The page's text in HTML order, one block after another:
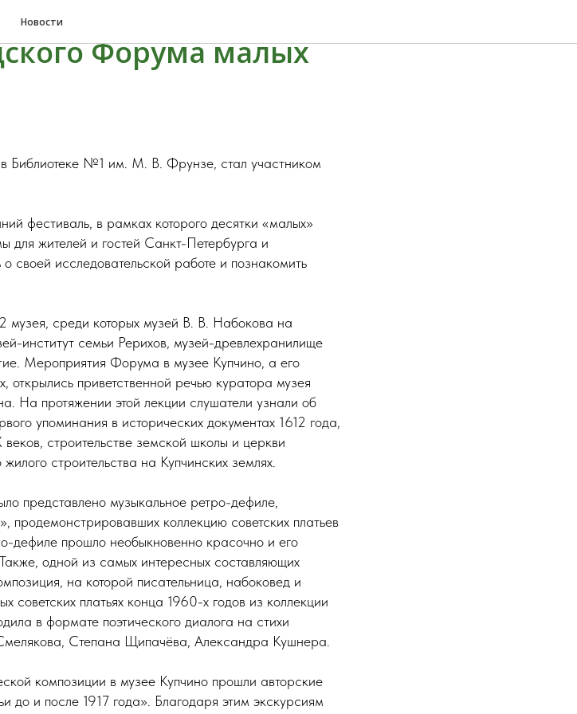
Новости
стал
Форума малых
Библиотеке №1 им. М. В. Фрунзе, стал участником
фестиваль, в рамках которого десятки «малых»
для жителей и гостей Санкт-Петербурга и
своей исследовательской работе и познакомить
среди которых музей В. В. Набокова на
институт семьи Рерихов, музей-древлехранилище
Мероприятия Форума в музее Купчино, а его
приветственной речью куратора музея
На протяжении этой лекции слушатели узнали об
упоминания в исторических документах 1612 года,
строительстве земской школы и церкви
строительства на Купчинских землях.
представлено музыкальное ретро-дефиле,
продемонстрировавших коллекцию советских платьев
дефиле прошло необыкновенно красочно и его
одной из самых интересных составляющих
на которой писательница, набоковед и
советских платьях конца 1960-х годов из коллекции
в формате поэтического диалога на стихи
Степана Щипачёва, Александра Кушнера.
композиции в музее Купчино прошли авторские
до и после 1917 года». Благодаря этим экскурсиям